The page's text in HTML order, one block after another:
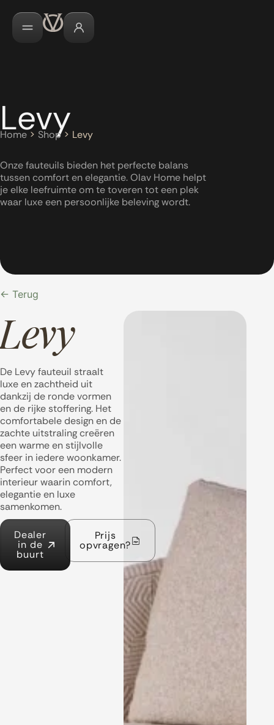
Levy
Home > Shop> Levy
Onze fauteuils bieden het perfecte balans
tussen comfort en elegantie. Olav Home helpt
je elke leefruimte om te toveren tot een plek
waar luxe een persoonlijke beleving wordt.
← Terug
Levy
De Levy fauteuil straalt
luxe en zachtheid uit
dankzij de ronde vormen
en de rijke stoffering. Het
comfortabele design en de
zachte uitstraling creëren
een warme en stijlvolle
sfeer in iedere woonkamer.
Perfect voor een modern
interieur waarin comfort,
elegantie en luxe
samenkomen.
Dealer
in de
buurt
Prijs
opvragen?